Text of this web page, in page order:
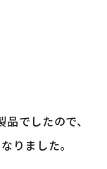
でしたので、
りました。